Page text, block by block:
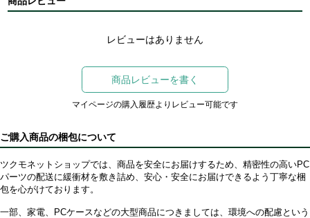
レビューはありません
商品レビューを書く
マイページの購入履歴よりレビュー可能です
ご購入商品の梱包について
ツクモネットショップでは、商品を安全にお届けするため、精密性の高いPC
パーツの配送に緩衝材を敷き詰め、安心・安全にお届けできるよう丁寧な梱
包を心がけております。
一部、家電、PCケースなどの大型商品につきましては、環境への配慮という